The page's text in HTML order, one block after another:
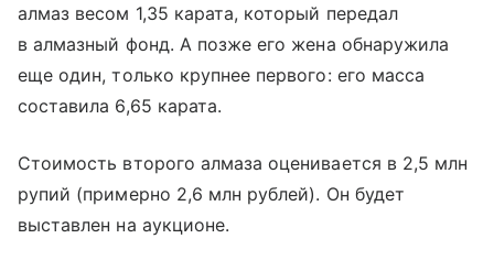
алмаз весом 1,35 карата, который передал
в алмазный фонд. А позже его жена обнаружила
еще один, только крупнее первого: его масса
составила 6,65 карата.
Стоимость второго алмаза оценивается в 2,5 млн
рупий (примерно 2,6 млн рублей). Он будет
выставлен на аукционе.